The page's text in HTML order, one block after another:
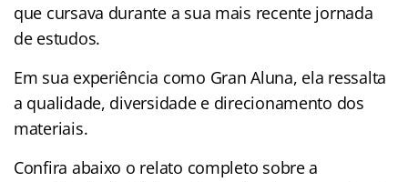
que cursava durante a sua mais recente jornada
de estudos.
Em sua experiência como Gran Aluna, ela ressalta
a qualidade, diversidade e direcionamento dos
materiais.
Confira abaixo o relato completo sobre a